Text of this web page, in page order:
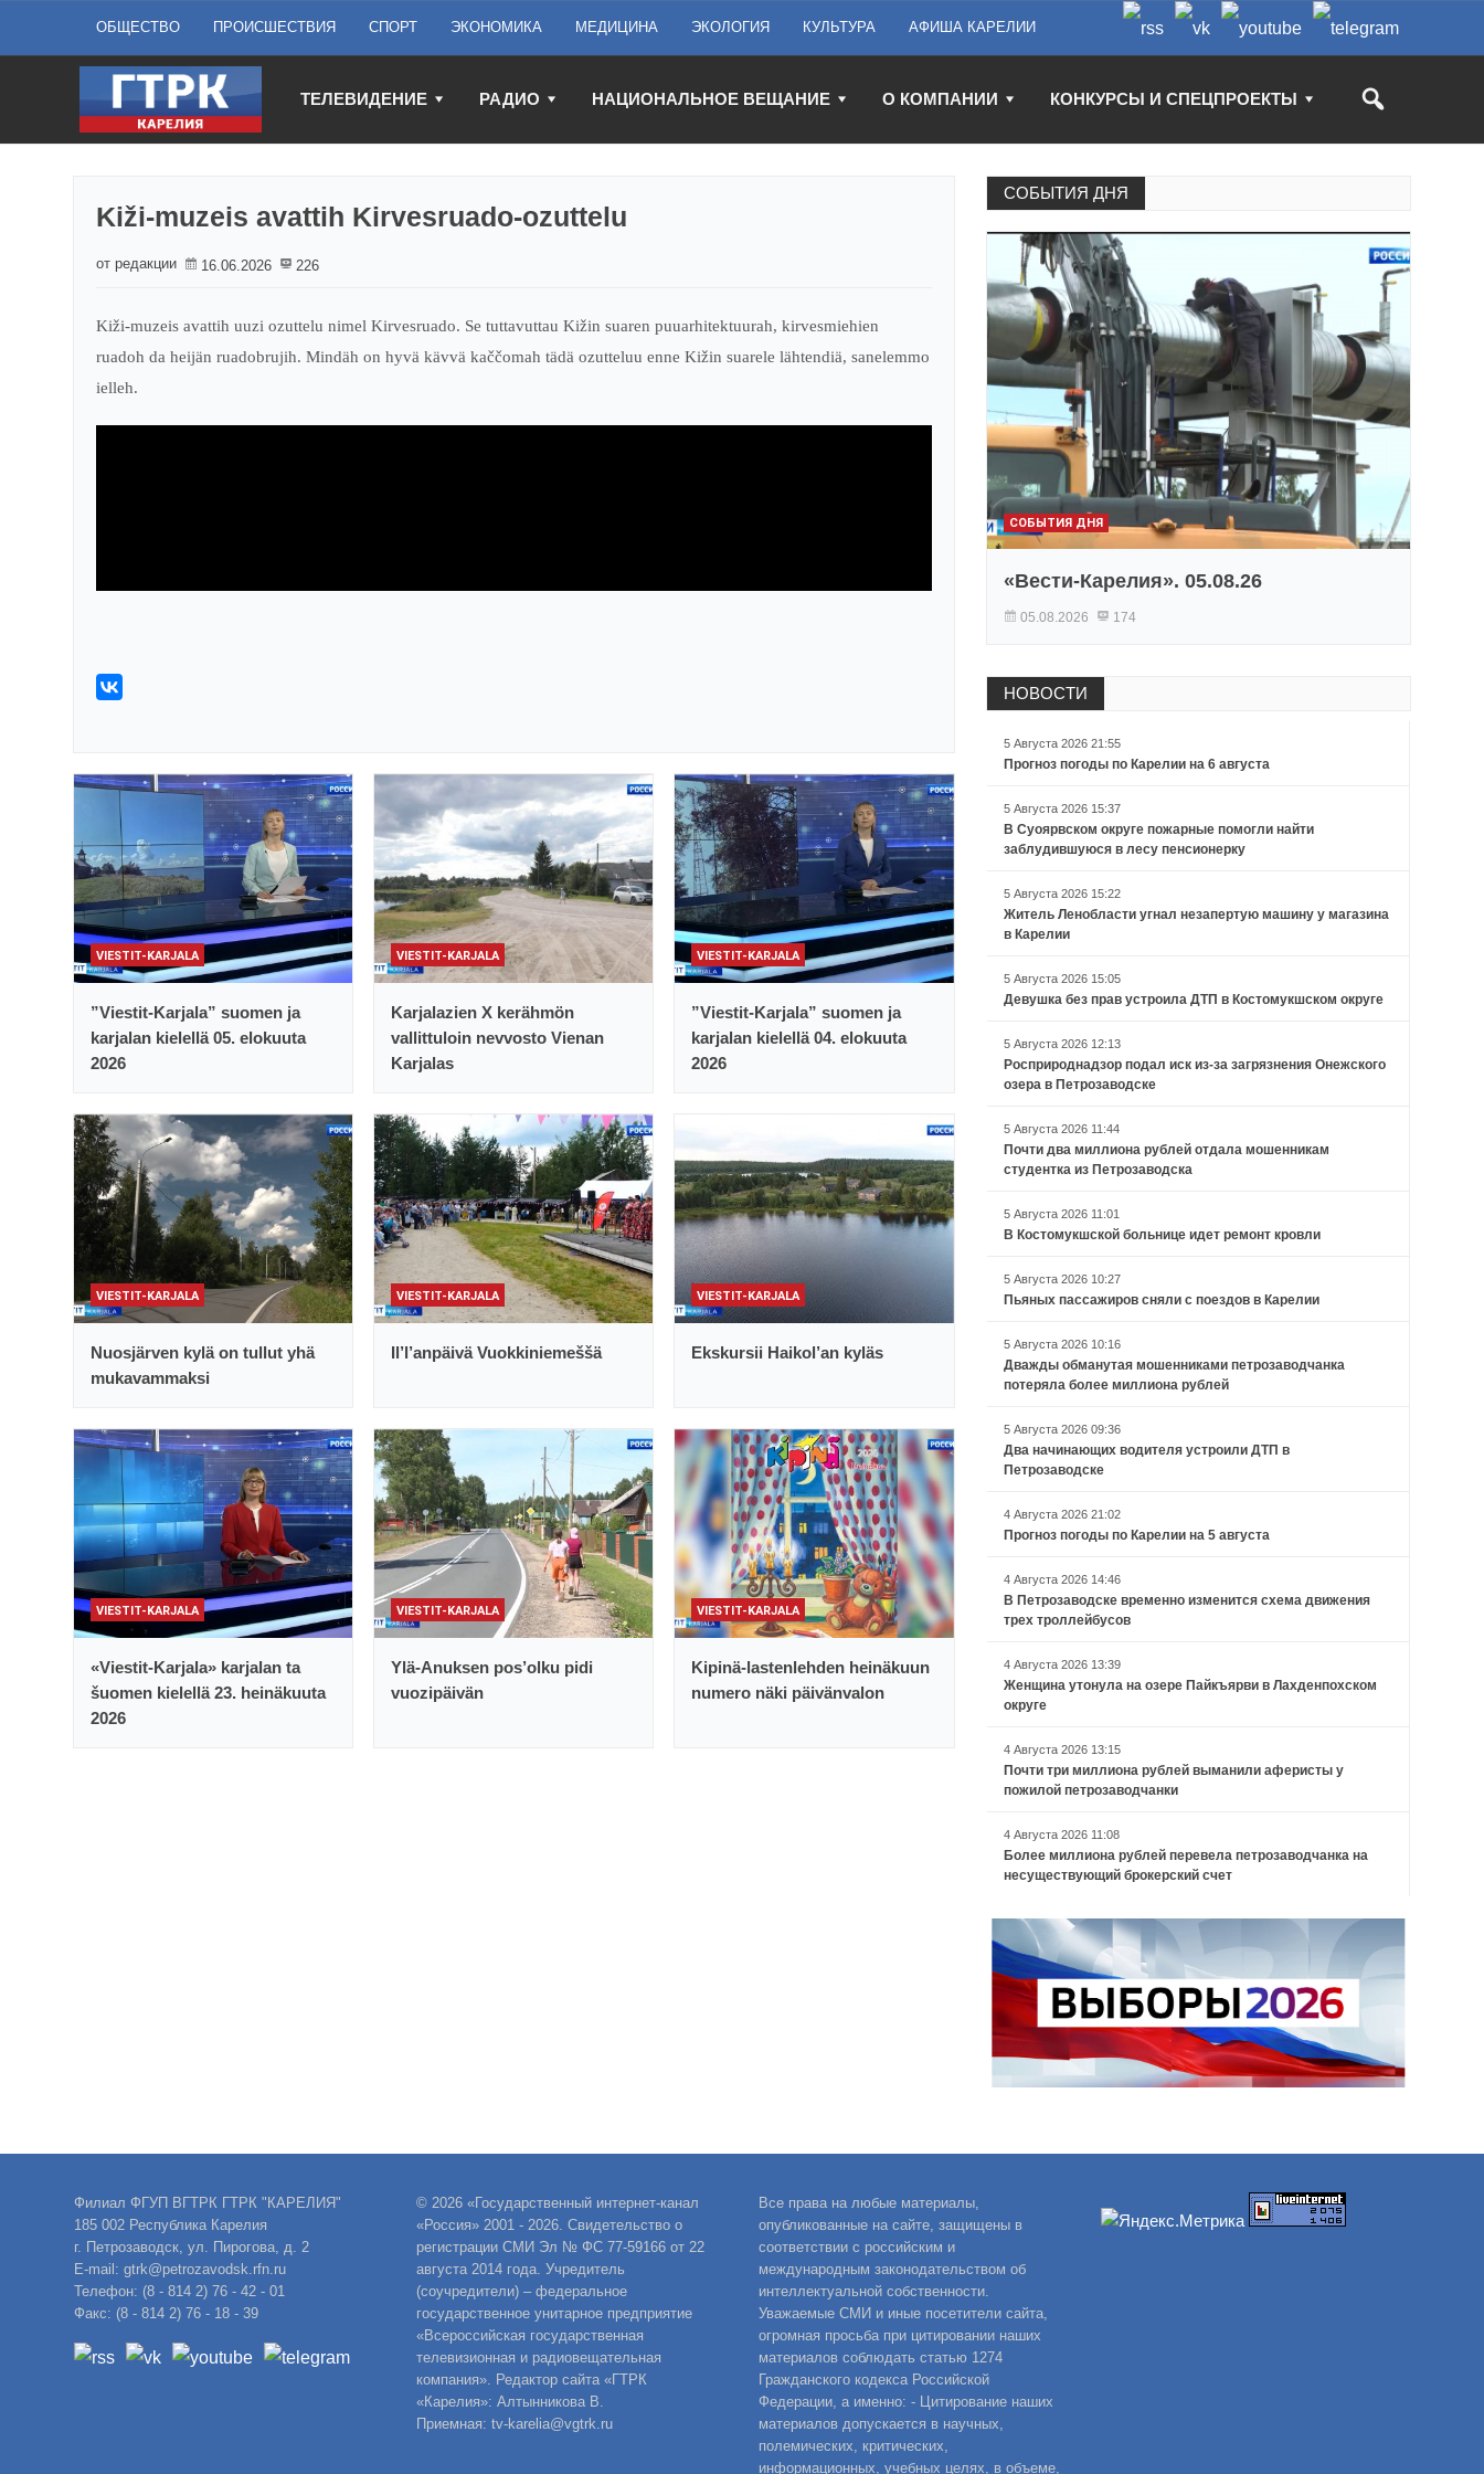
ОБЩЕСТВО ПРОИСШЕСТВИЯ СПОРТ ЭКОНОМИКА МЕДИЦИНА ЭКОЛОГИЯ КУЛЬТУРА АФИША КАРЕЛИИ
ТЕЛЕВИДЕНИЕ РАДИО НАЦИОНАЛЬНОЕ ВЕЩАНИЕ О КОМПАНИИ КОНКУРСЫ И СПЕЦПРОЕКТЫ
Kiži-muzeis avattih Kirvesruado-ozuttelu
от редакции 16.06.2026 226
Kiži-muzeis avattih uuzi ozuttelu nimel Kirvesruado. Se tuttavuttau Kižin suaren puuarhitektuurah, kirvesmiehien
ruadoh da heijän ruadobrujih. Mindäh on hyvä kävvä kaččomah tädä ozutteluu enne Kižin suarele lähtendiä, sanelemmo
ielleh.
VIESTIT-KARJALA
”Viestit-Karjala” suomen ja
karjalan kielellä 05. elokuuta
2026
VIESTIT-KARJALA
Karjalazien X kerähmön
vallittuloin nevvosto Vienan
Karjalas
VIESTIT-KARJALA
”Viestit-Karjala” suomen ja
karjalan kielellä 04. elokuuta
2026
VIESTIT-KARJALA
Nuosjärven kylä on tullut yhä
mukavammaksi
VIESTIT-KARJALA
Il’l’anpäivä Vuokkiniemeššä
VIESTIT-KARJALA
Ekskursii Haikol’an kyläs
VIESTIT-KARJALA
«Viestit-Karjala» karjalan ta
šuomen kielellä 23. heinäkuuta
2026
VIESTIT-KARJALA
Ylä-Anuksen pos’olku pidi
vuozipäivän
VIESTIT-KARJALA
Kipinä-lastenlehden heinäkuun
numero näki päivänvalon
СОБЫТИЯ ДНЯ
СОБЫТИЯ ДНЯ
«Вести-Карелия». 05.08.26
05.08.2026 174
НОВОСТИ
5 Августа 2026 21:55
Прогноз погоды по Карелии на 6 августа
5 Августа 2026 15:37
В Суоярвском округе пожарные помогли найти
заблудившуюся в лесу пенсионерку
5 Августа 2026 15:22
Житель Ленобласти угнал незапертую машину у магазина
в Карелии
5 Августа 2026 15:05
Девушка без прав устроила ДТП в Костомукшском округе
5 Августа 2026 12:13
Росприроднадзор подал иск из-за загрязнения Онежского
озера в Петрозаводске
5 Августа 2026 11:44
Почти два миллиона рублей отдала мошенникам
студентка из Петрозаводска
5 Августа 2026 11:01
В Костомукшской больнице идет ремонт кровли
5 Августа 2026 10:27
Пьяных пассажиров сняли с поездов в Карелии
5 Августа 2026 10:16
Дважды обманутая мошенниками петрозаводчанка
потеряла более миллиона рублей
5 Августа 2026 09:36
Два начинающих водителя устроили ДТП в
Петрозаводске
4 Августа 2026 21:02
Прогноз погоды по Карелии на 5 августа
4 Августа 2026 14:46
В Петрозаводске временно изменится схема движения
трех троллейбусов
4 Августа 2026 13:39
Женщина утонула на озере Пайкъярви в Лахденпохском
округе
4 Августа 2026 13:15
Почти три миллиона рублей выманили аферисты у
пожилой петрозаводчанки
4 Августа 2026 11:08
Более миллиона рублей перевела петрозаводчанка на
несуществующий брокерский счет
Филиал ФГУП ВГТРК ГТРК "КАРЕЛИЯ"
185 002 Республика Карелия
г. Петрозаводск, ул. Пирогова, д. 2
E-mail: gtrk@petrozavodsk.rfn.ru
Телефон: (8 - 814 2) 76 - 42 - 01
Факс: (8 - 814 2) 76 - 18 - 39
© 2026 «Государственный интернет-канал
«Россия» 2001 - 2026. Свидетельство о
регистрации СМИ Эл № ФС 77-59166 от 22
августа 2014 года. Учредитель
(соучредители) – федеральное
государственное унитарное предприятие
«Всероссийская государственная
телевизионная и радиовещательная
компания». Редактор сайта «ГТРК
«Карелия»: Алтынникова В.
Приемная: tv-karelia@vgtrk.ru
Все права на любые материалы,
опубликованные на сайте, защищены в
соответствии с российским и
международным законодательством об
интеллектуальной собственности.
Уважаемые СМИ и иные посетители сайта,
огромная просьба при цитировании наших
материалов соблюдать статью 1274
Гражданского кодекса Российской
Федерации, а именно: - Цитирование наших
материалов допускается в научных,
полемических, критических,
информационных, учебных целях, в объеме,